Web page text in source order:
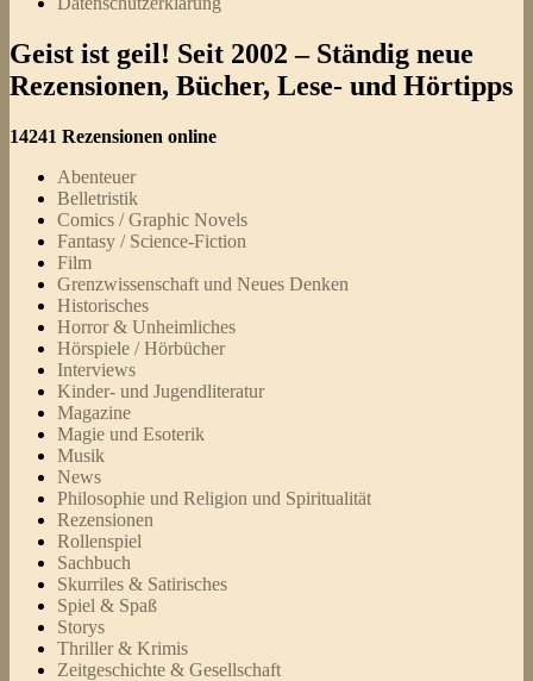
Geist ist geil! Seit 2002 – Ständig neue
Rezensionen, Bücher, Lese- und Hörtipps
14241 Rezensionen online
Abenteuer
Belletristik
Comics / Graphic Novels
Fantasy / Science-Fiction
Film
Grenzwissenschaft und Neues Denken
Historisches
Horror & Unheimliches
Hörspiele / Hörbücher
Interviews
Kinder- und Jugendliteratur
Magazine
Magie und Esoterik
Musik
News
Philosophie und Religion und Spiritualität
Rezensionen
Rollenspiel
Sachbuch
Skurriles & Satirisches
Spiel & Spaß
Storys
Thriller & Krimis
Zeitgeschichte & Gesellschaft